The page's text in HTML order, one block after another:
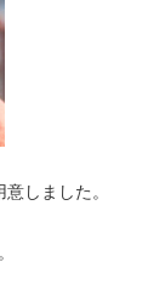
しました。